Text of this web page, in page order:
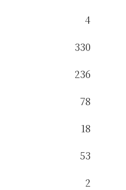
4
330
236
78
18
53
2